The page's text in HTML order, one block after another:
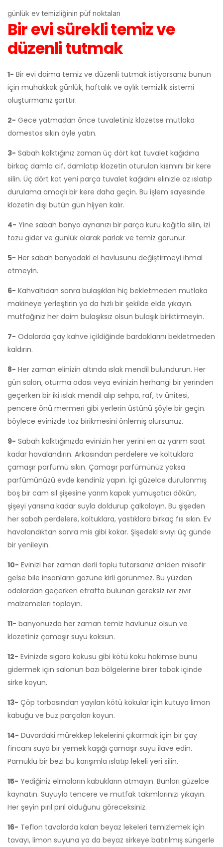
günlük ev temizliğinin püf noktaları
Bir evi sürekli temiz ve
düzenli tutmak
1- Bir evi daima temiz ve düzenli tutmak istiyorsanız bunun
için muhakkak günlük, haftalık ve aylık temizlik sistemi
oluşturmanız şarttır.
2- Gece yatmadan önce tuvaletiniz klozetse mutlaka
domestos sıkın öyle yatın.
3- Sabah kalktığınız zaman üç dört kat tuvalet kağıdına
birkaç damla cif, damlatıp klozetin oturulan kısmını bir kere
silin. Üç dört kat yeni parça tuvalet kağıdını elinizle az ıslatıp
durulama amaçlı bir kere daha geçin. Bu işlem sayesinde
klozetin dışı bütün gün hijyen kalır.
4- Yine sabah banyo aynanızı bir parça kuru kağıtla silin, izi
tozu gider ve günlük olarak parlak ve temiz görünür.
5- Her sabah banyodaki el havlusunu değiştirmeyi ihmal
etmeyin.
6- Kahvaltıdan sonra bulaşıkları hiç bekletmeden mutlaka
makineye yerleştirin ya da hızlı bir şekilde elde yıkayın.
mutfağınız her daim bulaşıksız olsun bulaşık biriktirmeyin.
7- Odalarda çay kahve içildiğinde bardaklarını bekletmeden
kaldırın.
8- Her zaman elinizin altında ıslak mendil bulundurun. Her
gün salon, oturma odası veya evinizin herhangi bir yerinden
geçerken bir iki ıslak mendil alıp sehpa, raf, tv ünitesi,
pencere önü mermeri gibi yerlerin üstünü şöyle bir geçin.
böylece evinizde toz birikmesini önlemiş olursunuz.
9- Sabah kalktığınızda evinizin her yerini en az yarım saat
kadar havalandırın. Arkasından perdelere ve koltuklara
çamaşır parfümü sıkın. Çamaşır parfümünüz yoksa
parfümünüzü evde kendiniz yapın. İçi güzelce durulanmış
boş bir cam sil şişesine yarım kapak yumuşatıcı dökün,
şişeyi yarısına kadar suyla doldurup çalkalayın. Bu şişeden
her sabah perdelere, koltuklara, yastıklara birkaç fıs sıkın. Ev
havalandıktan sonra mis gibi kokar. Şişedeki sıvıyı üç günde
bir yenileyin.
10- Evinizi her zaman derli toplu tutarsanız aniden misafir
gelse bile insanların gözüne kirli görünmez. Bu yüzden
odalardan geçerken etrafta bulunan gereksiz ıvır zıvır
malzemeleri toplayın.
11- banyonuzda her zaman temiz havlunuz olsun ve
klozetiniz çamaşır suyu koksun.
12- Evinizde sigara kokusu gibi kötü koku hakimse bunu
gidermek için salonun bazı bölgelerine birer tabak içinde
sirke koyun.
13- Çöp torbasından yayılan kötü kokular için kutuya limon
kabuğu ve buz parçaları koyun.
14- Duvardaki mürekkep lekelerini çıkarmak için bir çay
fincanı suya bir yemek kaşığı çamaşır suyu ilave edin.
Pamuklu bir bezi bu karışımla ıslatıp lekeli yeri silin.
15- Yediğiniz elmaların kabukların atmayın. Bunları güzelce
kaynatın. Suyuyla tencere ve mutfak takımlarınızı yıkayın.
Her şeyin pırıl pırıl olduğunu göreceksiniz.
16- Teflon tavalarda kalan beyaz lekeleri temizlemek için
tavayı, limon suyuna ya da beyaz sirkeye batırılmış süngerle